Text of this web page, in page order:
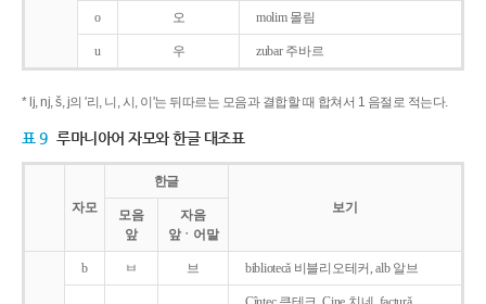
o 오 molim 몰림
u 우 zubar 주바르
* lj, nj, š, j의 '리, 니, 시, 이'는 뒤따르는 모음과 결합할 때 합쳐서 1 음절로 적는다.
표 9 루마니아어 자모와 한글 대조표
자모
한글
보기
모음
앞
자음
앞ㆍ어말
b ㅂ 브 bibliotecǎ 비블리오테커, alb 알브